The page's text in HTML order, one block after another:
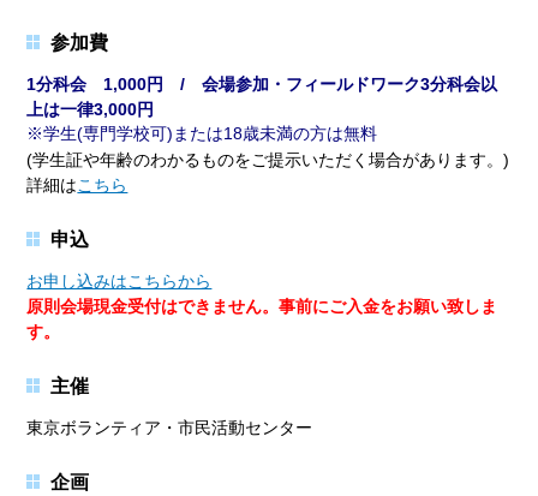
参加費
1分科会 1,000円 / 会場参加・フィールドワーク3分科会以
上は一律3,000円
学生(専門学校可)または18歳未満の方は無料
(学生証や年齢のわかるものをご提示いただく場合があります。)
詳細はこちら
申込
お申し込みはこちらから
原則会場現金受付はできません。事前にご入金をお願い致しま
す。
主催
東京ボランティア・市民活動センター
企画